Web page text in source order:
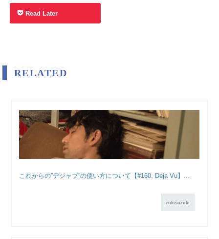
Read Later
RELATED
これからの”デジャブ”の使い方について【#160. Deja Vu】...
zukisuzuki